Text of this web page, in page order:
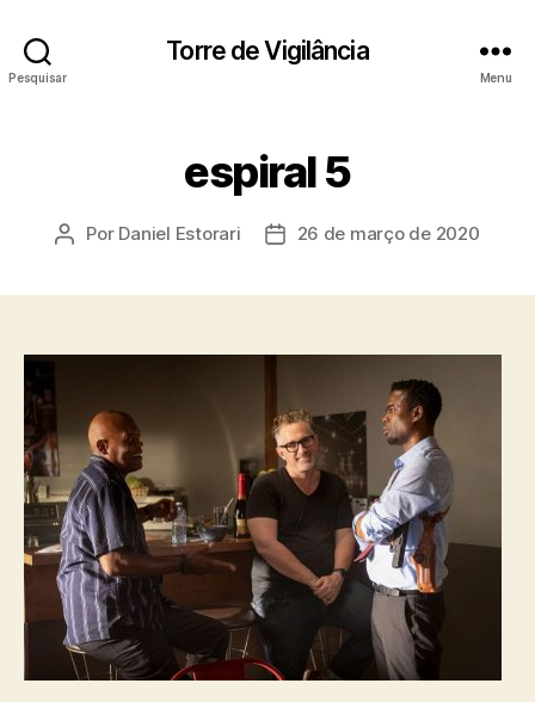
Pesquisar
Torre de Vigilância
Menu
espiral 5
Autor
Por Daniel Estorari
Data26 de março de 2020